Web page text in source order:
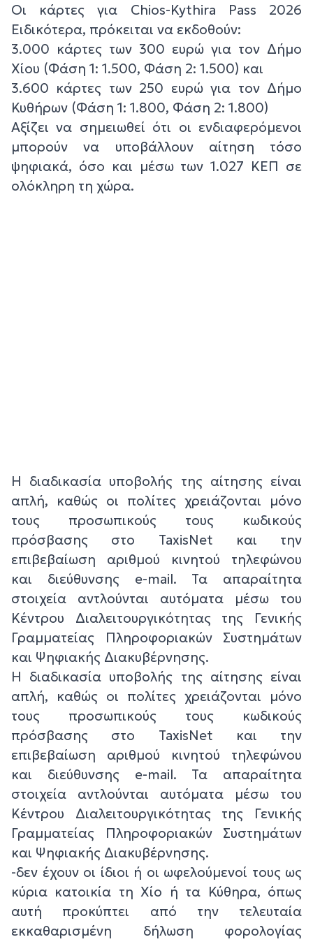
Οι κάρτες για Chios-Kythira Pass 2026
Ειδικότερα, πρόκειται να εκδοθούν:
3.000 κάρτες των 300 ευρώ για τον Δήμο
Χίου (Φάση 1: 1.500, Φάση 2: 1.500) και
3.600 κάρτες των 250 ευρώ για τον Δήμο
Κυθήρων (Φάση 1: 1.800, Φάση 2: 1.800)
Αξίζει να σημειωθεί ότι οι ενδιαφερόμενοι
μπορούν να υποβάλλουν αίτηση τόσο
ψηφιακά, όσο και μέσω των 1.027 ΚΕΠ σε
ολόκληρη τη χώρα.
Η διαδικασία υποβολής της αίτησης είναι
απλή, καθώς οι πολίτες χρειάζονται μόνο
τους προσωπικούς τους κωδικούς
πρόσβασης στο TaxisNet και την
επιβεβαίωση αριθμού κινητού τηλεφώνου
και διεύθυνσης e-mail. Τα απαραίτητα
στοιχεία αντλούνται αυτόματα μέσω του
Κέντρου Διαλειτουργικότητας της Γενικής
Γραμματείας Πληροφοριακών Συστημάτων
και Ψηφιακής Διακυβέρνησης.
Η διαδικασία υποβολής της αίτησης είναι
απλή, καθώς οι πολίτες χρειάζονται μόνο
τους προσωπικούς τους κωδικούς
πρόσβασης στο TaxisNet και την
επιβεβαίωση αριθμού κινητού τηλεφώνου
και διεύθυνσης e-mail. Τα απαραίτητα
στοιχεία αντλούνται αυτόματα μέσω του
Κέντρου Διαλειτουργικότητας της Γενικής
Γραμματείας Πληροφοριακών Συστημάτων
και Ψηφιακής Διακυβέρνησης.
-δεν έχουν οι ίδιοι ή οι ωφελούμενοί τους ως
κύρια κατοικία τη Χίο ή τα Κύθηρα, όπως
αυτή προκύπτει από την τελευταία
εκκαθαρισμένη δήλωση φορολογίας